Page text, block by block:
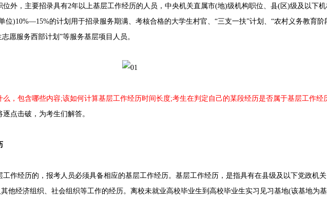
外，主要招录具有2年以上基层工作经历的人员，中央机关直属市(地)级机构职位、县(区)级及以下
位)10%—15%的计划用于招录服务期满、考核合格的大学生村官、“三支一扶”计划、“农村义务教育阶
愿服务西部计划”等服务基层项目人员。
么，包含哪些内容;该如何计算基层工作经历时间长度;考生在判定自己的某段经历是否属于基层工作经
逐点击破，为考生们解答。
经历的，报考人员必须具备相应的基层工作经历。基层工作经历，是指具有在县级及以下党政机
他经济组织、社会组织等工作的经历。离校未就业高校毕业生到高校毕业生实习见习基地(该基地为